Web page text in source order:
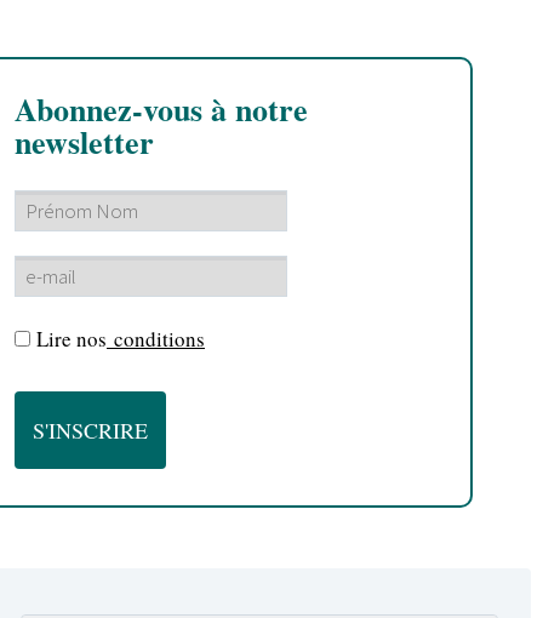
Abonnez-vous à notre
newsletter
Lire nos conditions